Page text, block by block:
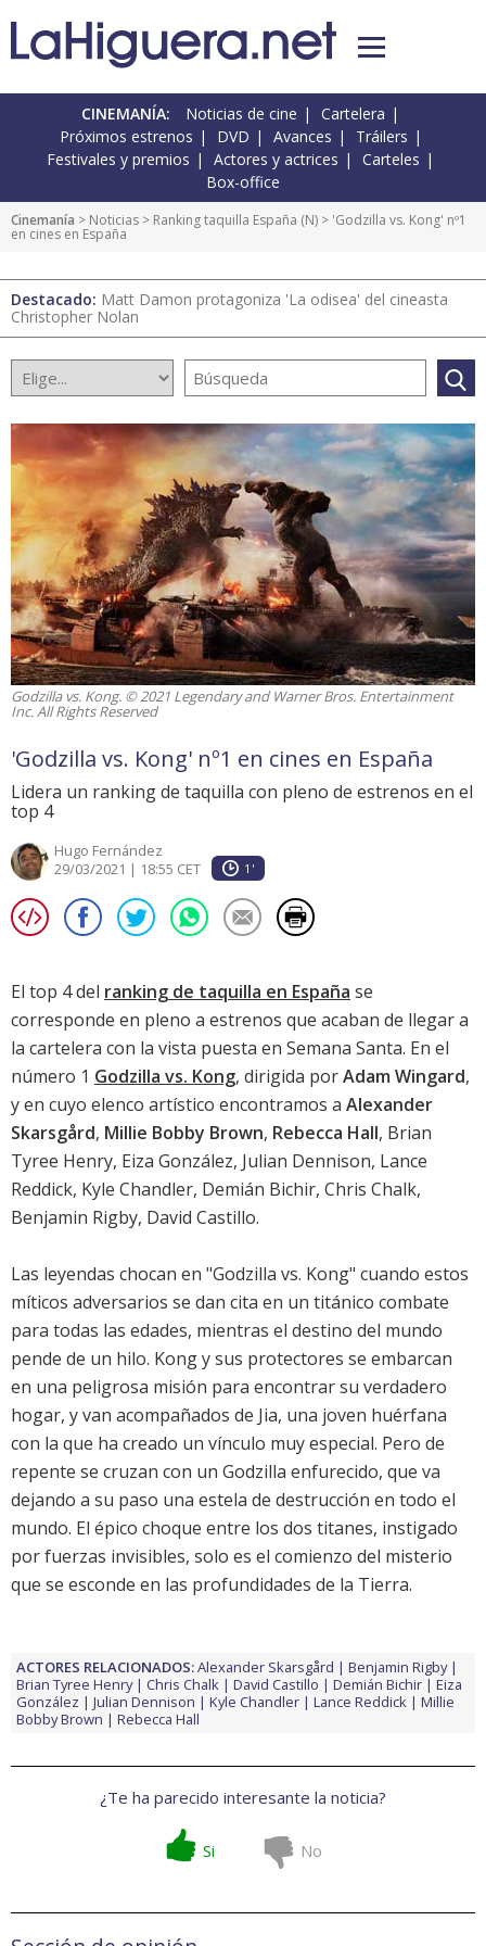
CINEMANÍA: Noticias de cine
Cartelera
Próximos estrenos
DVD Avances
Tráilers
Festivales y premios
Actores y actrices
Carteles
Box-office
Cinemanía > Noticias > Ranking taquilla España (N) > 'Godzilla vs. Kong' nº1
en cines en España
Destacado: Matt Damon protagoniza 'La odisea' del cineasta
Christopher Nolan
Godzilla vs. Kong. © 2021 Legendary and Warner Bros. Entertainment
Inc. All Rights Reserved
'Godzilla vs. Kong' nº1 en cines en España
Lidera un ranking de taquilla con pleno de estrenos en el
top 4
Hugo Fernández
29/03/2021 | 18:55 CET
1'
El top 4 del ranking de taquilla en España se
corresponde en pleno a estrenos que acaban de llegar a
la cartelera con la vista puesta en Semana Santa. En el
número 1 Godzilla vs. Kong, dirigida porAdam Wingard,
y en cuyo elenco artístico encontramos a Alexander
Skarsgård, Millie Bobby Brown, Rebecca Hall, Brian
Tyree Henry, Eiza González, Julian Dennison, Lance
Reddick, Kyle Chandler, Demián Bichir, Chris Chalk,
Benjamin Rigby, David Castillo.
Las leyendas chocan en "Godzilla vs. Kong" cuando estos
míticos adversarios se dan cita en un titánico combate
para todas las edades, mientras el destino del mundo
pende de un hilo. Kong y sus protectores se embarcan
en una peligrosa misión para encontrar su verdadero
hogar, y van acompañados de Jia, una joven huérfana
con la que ha creado un vínculo muy especial. Pero de
repente se cruzan con un Godzilla enfurecido, que va
dejando a su paso una estela de destrucción en todo el
mundo. El épico choque entre los dos titanes, instigado
por fuerzas invisibles, solo es el comienzo del misterio
que se esconde en las profundidades de la Tierra.
ACTORES RELACIONADOS:Alexander Skarsgård
Benjamin Rigby
Brian Tyree Henry
Chris Chalk David Castillo Demián Bichir
Eiza
González
Julian Dennison Kyle Chandler Lance Reddick
Millie
Bobby Brown
Rebecca Hall
¿Te ha parecido interesante la noticia?
Si No